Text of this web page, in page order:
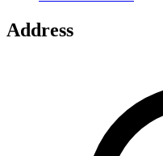
Address